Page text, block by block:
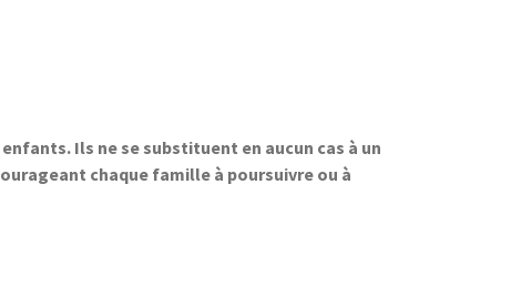
Ils ne se substituent en aucun cas à un
chaque famille à poursuivre ou à